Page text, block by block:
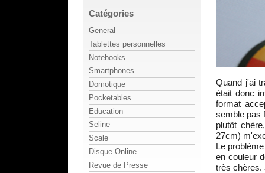
Quand j'ai
était donc
format
semble pas
plutôt
27cm)
Le
en couleur
très chères.
Catégories
General
Tablettes personnelles
Notebooks
Smartphones
Domotique
Pocketables
Education
Seline
Scale
Disque-Online
Revue de Presse